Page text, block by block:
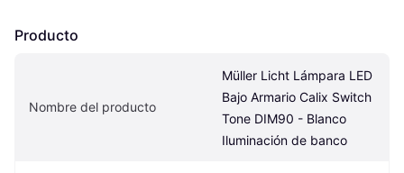
Producto
Nombre del producto
Müller Licht Lámpara LED
Bajo Armario Calix Switch
Tone DIM90 - Blanco
Iluminación de banco